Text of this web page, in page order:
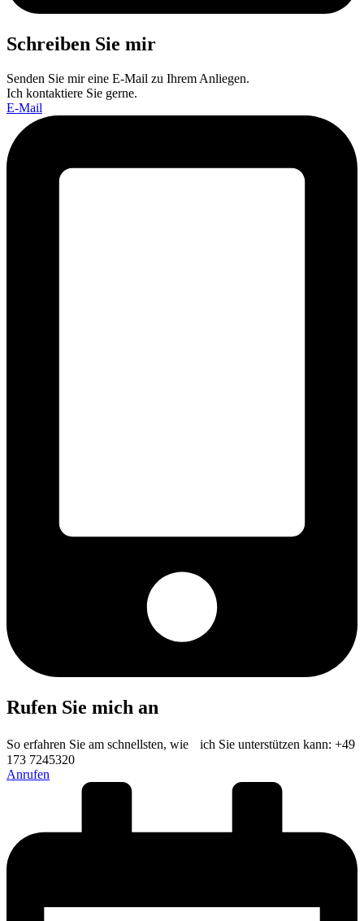
Schreiben Sie mir
Senden Sie mir eine E-Mail zu Ihrem Anliegen.
Ich kontaktiere Sie gerne.
E-Mail
Rufen Sie mich an
So erfahren Sie am schnellsten, wie ich Sie unterstützen kann: +49
173 7245320
Anrufen